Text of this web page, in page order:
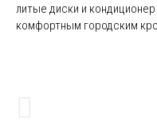
литые диски и
комфортным городским